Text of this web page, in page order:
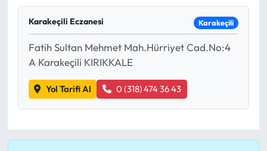
Karakeçili Eczanesi Karakeçili
Fatih Sultan Mehmet Mah.Hürriyet Cad.No:4
A Karakeçili KIRIKKALE
Yol Tarifi Al 0 (318) 474 36 43